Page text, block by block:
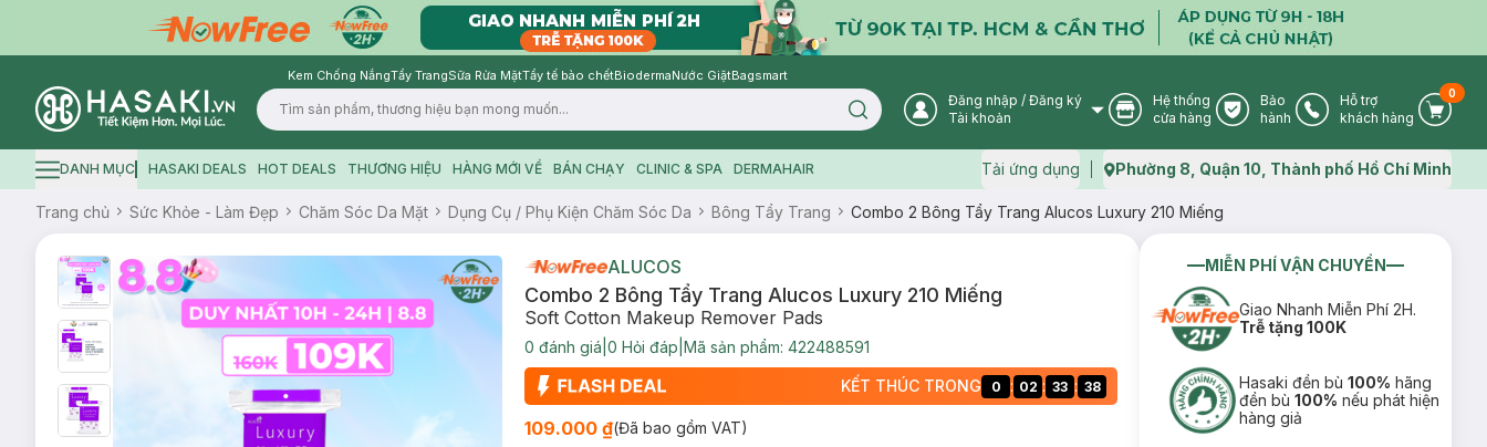
Kem Chống NắngTẩy TrangSữa Rửa MặtTẩy tế bào chếtBiodermaNước GiặtBagsmart
Logo
Search icon User Icon
Đăng nhập / Đăng ký
Tài khoản
Store Icon
Hệ thống
cửa hàng
Warranty Icon
Bảo
hành
Phone Icon
Hỗ trợ
khách hàng
Cart
0
Hamburger icon
DANH MỤC HASAKI DEALS HOT DEALS THƯƠNG HIỆU HÀNG MỚI VỀ BÁN CHẠY CLINIC & SPA DERMAHAIR Tải ứng dụng Map icon
Phường 8, Quận 10, Thành phố Hồ Chí Minh
Trang chủ Sức Khỏe - Làm Đẹp Chăm Sóc Da Mặt Dụng Cụ / Phụ Kiện Chăm Sóc Da Bông Tẩy Trang Combo 2 Bông Tẩy Trang Alucos Luxury 210 Miếng
ALUCOS
Combo 2 Bông Tẩy Trang Alucos Luxury 210 Miếng
Soft Cotton Makeup Remover Pads
0 đánh giá 0 Hỏi đáp Mã sản phẩm: 422488591
KẾT THÚC TRONG 0 : 02 : 33 : 37
109.000 ₫(Đã bao gồm VAT)
MIỄN PHÍ VẬN CHUYỂN
Giao Nhanh Miễn Phí 2H.
Trễ tặng 100K
Hasaki đền bù100% hãng
đền bù100% nếu phát hiện
hàng giả